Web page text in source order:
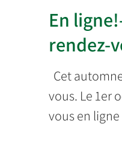
En
rendez-
Cet
vous. Le 1er
vous en